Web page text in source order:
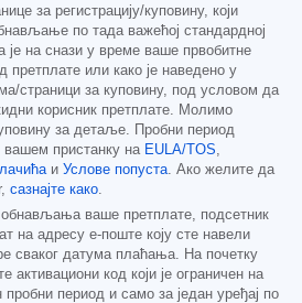
за регистрацију/куповину, који
по тада важећој стандардној
је на снази у време ваше првобитне
претплате или како је наведено у
страници за куповину, под условом да
корисник претплате. Молимо
за детаље. Пробни период
пристанку на EULA/TOS,
и Услове попуста. Ако желите да
сазнајте како.
ваше претплате, подсетник
на адресу е-поште коју сте навели
сваког датума плаћања. На почетку
активациони код који је ограничен на
период и само за један уређај по